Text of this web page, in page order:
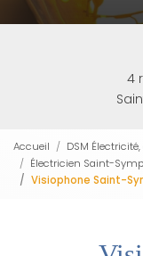
4
Accueil
DSM
Électricien Saint-
Visiophone Saint-